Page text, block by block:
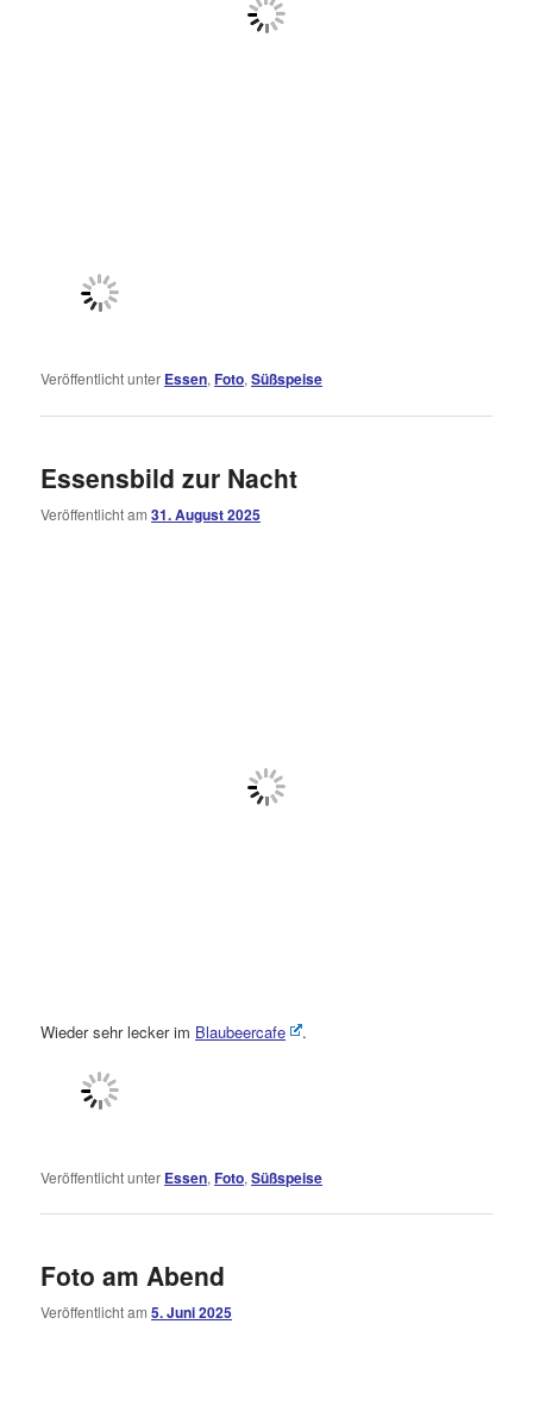
Veröffentlicht unter Essen,Foto,Süßspeise
Essensbild zur Nacht
Veröffentlicht am31. August 2025
Wieder sehr lecker im Blaubeercafe .
Veröffentlicht unter Essen,Foto,Süßspeise
Foto am Abend
Veröffentlicht am5. Juni 2025